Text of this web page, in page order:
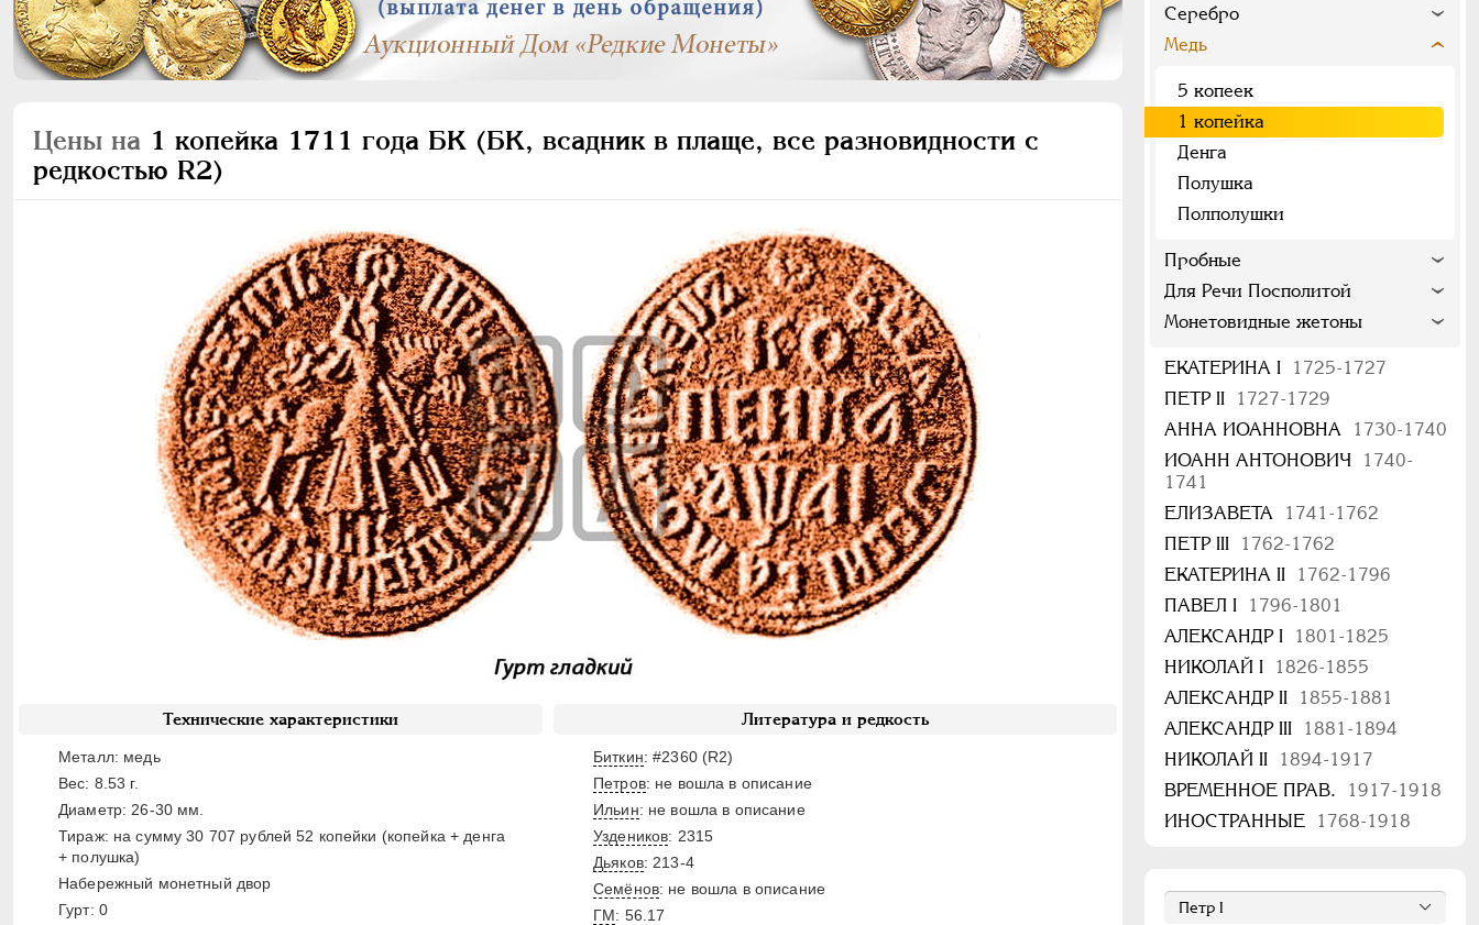
Цены на 1 копейка 1711 года БК (БК, всадник в плаще, все разновидности с
редкостью R2)
Технические характеристики
Металл: медь
Вес: 8.53 г.
Диаметр: 26-30 мм.
Тираж: на сумму 30 707 рублей 52 копейки (копейка + денга
+ полушка)
Набережный монетный двор
Гурт: 0
Литература и редкость
Биткин: #2360 (R2)
Петров: не вошла в описание
Ильин: не вошла в описание
Уздеников: 2315
Дьяков: 213-4
Семёнов: не вошла в описание
ГМ: 56.17
Серебро
Медь
5 копеек
1 копейка
Денга
Полушка
Полполушки
Пробные
Для Речи Посполитой
Монетовидные жетоны
ЕКАТЕРИНА I
1725-1727
ПЕТР II
1727-1729
АННА ИОАННОВНА
1730-1740
ИОАНН АНТОНОВИЧ
1740-
1741
ЕЛИЗАВЕТА
1741-1762
ПЕТР III
1762-1762
ЕКАТЕРИНА II
1762-1796
ПАВЕЛ I
1796-1801
АЛЕКСАНДР I
1801-1825
НИКОЛАЙ I
1826-1855
АЛЕКСАНДР II
1855-1881
АЛЕКСАНДР III
1881-1894
НИКОЛАЙ II
1894-1917
ВРЕМЕННОЕ ПРАВ.
1917-1918
ИНОСТРАННЫЕ
1768-1918